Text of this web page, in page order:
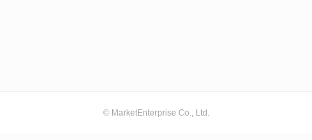
© MarketEnterprise Co., Ltd.